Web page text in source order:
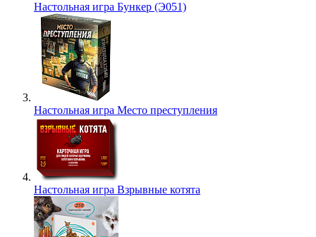
Настольная игра Бункер (Э051)
Настольная игра Место преступления
Настольная игра Взрывные котята